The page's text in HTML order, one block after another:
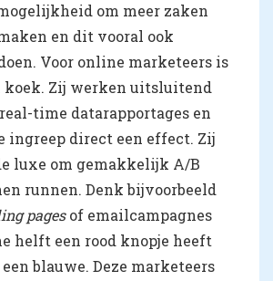
om meer zaken
en dit vooral ook
Voor online marketeers is
koek. Zij werken uitsluitend
time datarapportages en
ingreep direct een effect. Zij
luxe om gemakkelijk A/B
runnen. Denk bijvoorbeeld
pagesof emailcampagnes
helft een rood knopje heeft
blauwe. Deze marketeers